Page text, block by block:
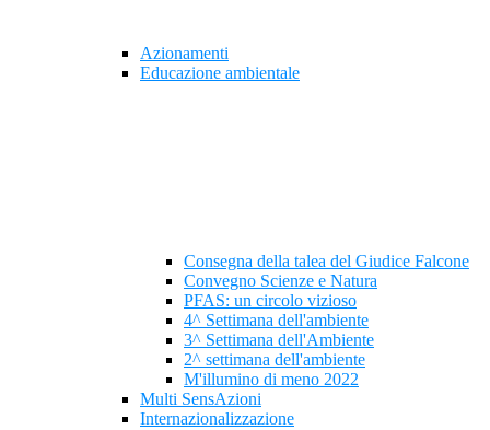
Azionamenti
Educazione ambientale
Consegna della talea del Giudice Falcone
Convegno Scienze e Natura
PFAS: un circolo vizioso
4^ Settimana dell'ambiente
3^ Settimana dell'Ambiente
2^ settimana dell'ambiente
M'illumino di meno 2022
Multi SensAzioni
Internazionalizzazione